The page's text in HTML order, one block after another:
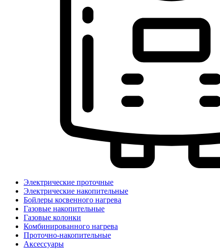
Электрические проточные
Электрические накопительные
Бойлеры косвенного нагрева
Газовые накопительные
Газовые колонки
Комбинированного нагрева
Проточно-накопительные
Аксессуары